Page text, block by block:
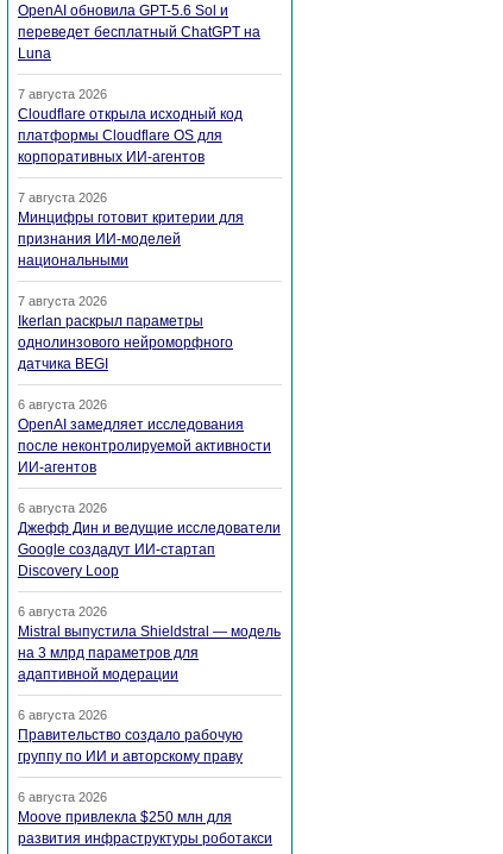
OpenAI обновила GPT-5.6 Sol и
переведет бесплатный ChatGPT на
Luna
7 августа 2026
Cloudflare открыла исходный код
платформы Cloudflare OS для
корпоративных ИИ-агентов
7 августа 2026
Минцифры готовит критерии для
признания ИИ-моделей
национальными
7 августа 2026
Ikerlan раскрыл параметры
однолинзового нейроморфного
датчика BEGI
6 августа 2026
OpenAI замедляет исследования
после неконтролируемой активности
ИИ-агентов
6 августа 2026
Джефф Дин и ведущие исследователи
Google создадут ИИ-стартап
Discovery Loop
6 августа 2026
Mistral выпустила Shieldstral — модель
на 3 млрд параметров для
адаптивной модерации
6 августа 2026
Правительство создало рабочую
группу по ИИ и авторскому праву
6 августа 2026
Moove привлекла $250 млн для
развития инфраструктуры роботакси